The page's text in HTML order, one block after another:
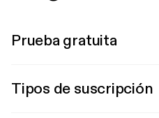
Prueba gratuita
Tipos de suscripción